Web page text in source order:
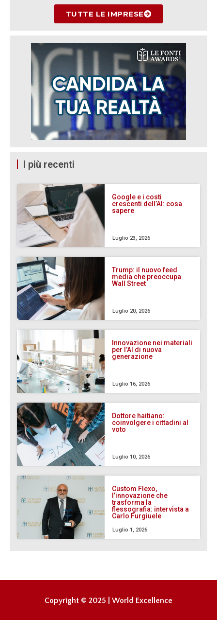
TUTTE LE IMPRESE
I più recenti
Google e i costi
crescenti dell’AI: cosa
sapere
Luglio 23, 2026
Trump: il nuovo feed
media che preoccupa
Wall Street
Luglio 20, 2026
Innovazione nei materiali
per l’AI di nuova
generazione
Luglio 16, 2026
Dottore haitiano:
coinvolgere i cittadini al
voto
Luglio 10, 2026
Custom Flexo,
l’innovazione che
trasforma la
flessografia: intervista a
Carlo Furgiuele
Luglio 1, 2026
Copyright © 2025 | World Excellence